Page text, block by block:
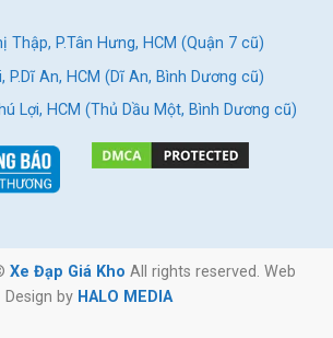
Thập, P.Tân Hưng, HCM (Quận 7 cũ)
P.Dĩ An, HCM (Dĩ An, Bình Dương cũ)
Lợi, HCM (Thủ Dầu Một, Bình Dương cũ)
Xe Đạp Giá Kho All rights reserved. Web
Design by HALO MEDIA